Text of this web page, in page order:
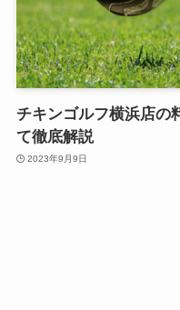
チキンゴルフ横浜店の
て徹底解説
2023年9月9日